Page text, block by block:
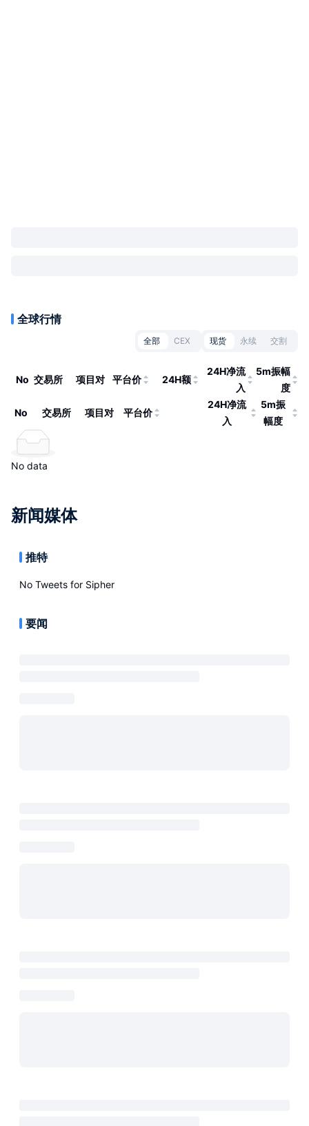
全球行情
全部 CEX 现货 永续 交割
No 交易所 项目对 平台价 24H额
24H净流
入
5m振幅
度
No 交易所 项目对 平台价
24H净流
入
5m振
幅度
No data
新闻媒体
推特
No Tweets for Sipher
要闻